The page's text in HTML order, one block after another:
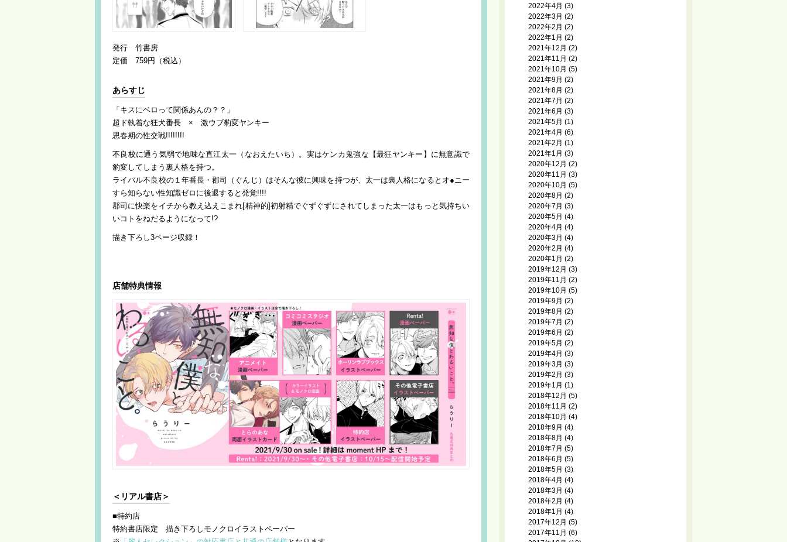
発行 竹書房
定価 759円（税込）
あらすじ
「キスにベロって関係あんの？？」
超ド執着な狂犬番長 × 激ウブ豹変ヤンキー
思春期の性交戦!!!!!!!!
不良校に通う気弱で地味な直江太一（なおえたいち）。実はケンカ鬼強な【最狂ヤンキー】に無意識で
豹変してしまう裏人格を持つ。
ライバル不良校の１年番長・郡司（ぐんじ）はそんな彼に興味を持つが、太一は裏人格になるとオ●ニー
すら知らない性知識ゼロに後退すると発覚!!!!
郡司に快楽をイチから教え込えこまれ[精神的]初射精でぐずぐずにされてしまった太一はもっと気持ちい
いコトをねだるようになって!?
描き下ろし3ページ収録！
店舗特典情報
＜リアル書店＞
■特約店
特約書店限定 描き下ろしモノクロイラストペーパー
2022年4月 (3)
2022年3月 (2)
2022年2月 (2)
2022年1月 (2)
2021年12月 (2)
2021年11月 (2)
2021年10月 (5)
2021年9月 (2)
2021年8月 (2)
2021年7月 (2)
2021年6月 (3)
2021年5月 (1)
2021年4月 (6)
2021年2月 (1)
2021年1月 (3)
2020年12月 (2)
2020年11月 (3)
2020年10月 (5)
2020年8月 (2)
2020年7月 (3)
2020年5月 (4)
2020年4月 (4)
2020年3月 (4)
2020年2月 (4)
2020年1月 (2)
2019年12月 (3)
2019年11月 (2)
2019年10月 (5)
2019年9月 (2)
2019年8月 (2)
2019年7月 (2)
2019年6月 (2)
2019年5月 (2)
2019年4月 (3)
2019年3月 (3)
2019年2月 (3)
2019年1月 (1)
2018年12月 (5)
2018年11月 (2)
2018年10月 (4)
2018年9月 (4)
2018年8月 (4)
2018年7月 (5)
2018年6月 (5)
2018年5月 (3)
2018年4月 (4)
2018年3月 (4)
2018年2月 (4)
2018年1月 (4)
2017年12月 (5)
2017年11月 (6)